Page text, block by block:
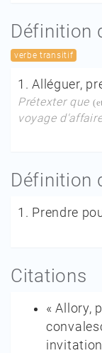
Définition
verbe transitif
1.Alléguer,
Prétexter que
voyage
Définition
1. Prendre
Citations
« Allory,